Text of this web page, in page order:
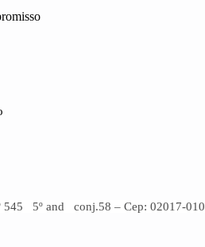
5º and conj.58 – Cep: 02017-010